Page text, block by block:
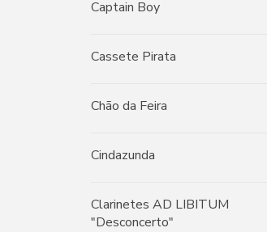
Captain Boy
Cassete Pirata
Chão da Feira
Cindazunda
Clarinetes AD LIBITUM
"Desconcerto"